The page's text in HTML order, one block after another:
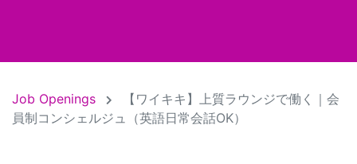
Job Openings
【ワイキキ】上質ラウンジで働く｜会
員制コンシェルジュ（英語日常会話OK）